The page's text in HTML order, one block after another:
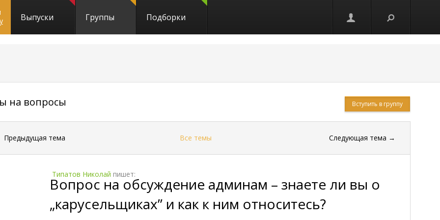
Выпуски Группы Подборки
на вопросы Вступить в группу
Предыдущая тема Все темы Следующая тема →
Типатов Николай пишет:
Вопрос на обсуждение админам – знаете ли вы о
„карусельщиках” и как к ним относитесь?